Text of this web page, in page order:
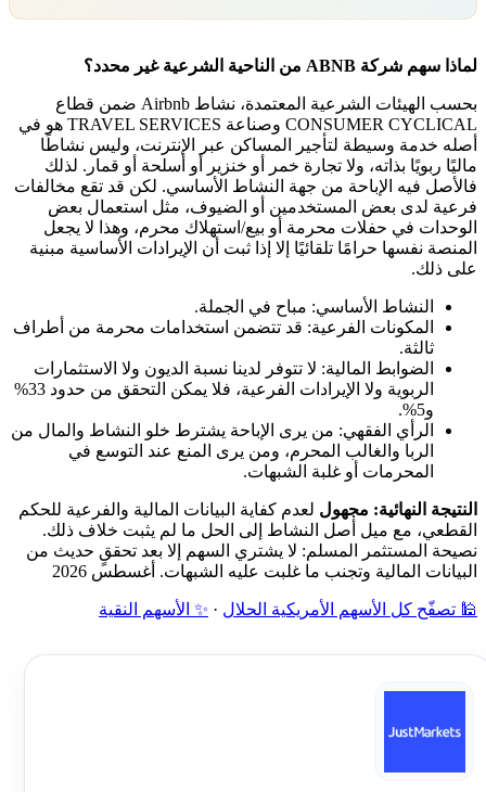
لماذا سهم شركة ABNB من الناحية الشرعية غير محدد؟
بحسب الهيئات الشرعية المعتمدة، نشاط Airbnb ضمن قطاع
CONSUMER CYCLICALوصناعة TRAVEL SERVICESهو في
أصله خدمة وسيطة لتأجير المساكن عبر الإنترنت، وليس نشاطًا
ماليًا ربويًا بذاته، ولا تجارة خمر أو خنزير أو أسلحة أو قمار. لذلك
فالأصل فيه الإباحة من جهة النشاط الأساسي. لكن قد تقع مخالفات
فرعية لدى بعض المستخدمين أو الضيوف، مثل استعمال بعض
الوحدات في حفلات محرمة أو بيع/استهلاك محرم، وهذا لا يجعل
المنصة نفسها حرامًا تلقائيًا إلا إذا ثبت أن الإيرادات الأساسية مبنية
على ذلك.
النشاط الأساسي: مباح في الجملة.
المكونات الفرعية: قد تتضمن استخدامات محرمة من أطراف
ثالثة.
الضوابط المالية: لا تتوفر لدينا نسبة الديون ولا الاستثمارات
الربوية ولا الإيرادات الفرعية، فلا يمكن التحقق من حدود 33%
و5%.
الرأي الفقهي: من يرى الإباحة يشترط خلو النشاط والمال من
الربا والغالب المحرم، ومن يرى المنع عند التوسع في
المحرمات أو غلبة الشبهات.
النتيجة النهائية: مجهول لعدم كفاية البيانات المالية والفرعية للحكم
القطعي، مع ميل أصل النشاط إلى الحل ما لم يثبت خلاف ذلك.
نصيحة المستثمر المسلم: لا يشتري السهم إلا بعد تحققٍ حديث من
البيانات المالية وتجنب ما غلبت عليه الشبهات. أغسطس 2026
🕌 تصفّح كل الأسهم الأمريكية الحلال · ✨ الأسهم النقية